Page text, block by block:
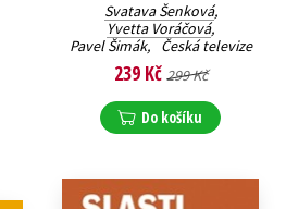
Svatava Šenková,
Yvetta Voráčová,
Pavel Šimák, Česká televize
239 Kč 299 Kč
Do košíku